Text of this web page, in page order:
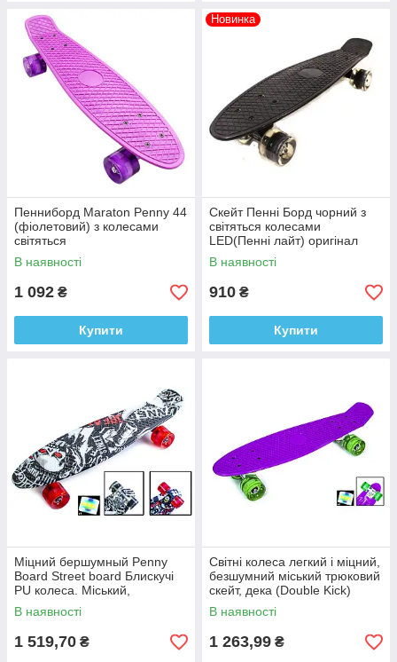
Пенниборд Maraton Penny 44
(фіолетовий) з колесами
світяться
В наявності
1 092 ₴
Купити
Новинка
Скейт Пенні Борд чорний з
світяться колесами
LED(Пенні лайт) оригінал
В наявності
910 ₴
Купити
Міцний беpшумный Penny
Board Street board Блискучі
PU колеса. Міський,
трюковий
В наявності
1 519,70 ₴
Світні колеса легкий і міцний,
безшумний міський трюковий
скейт, дека (Double Kick)
Penny Board Violet
В наявності
1 263,99 ₴